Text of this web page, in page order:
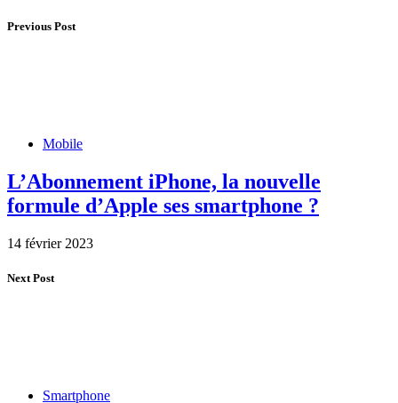
Previous Post
Mobile
L’Abonnement iPhone, la nouvelle
formule d’Apple ses smartphone ?
14 février 2023
Next Post
Smartphone